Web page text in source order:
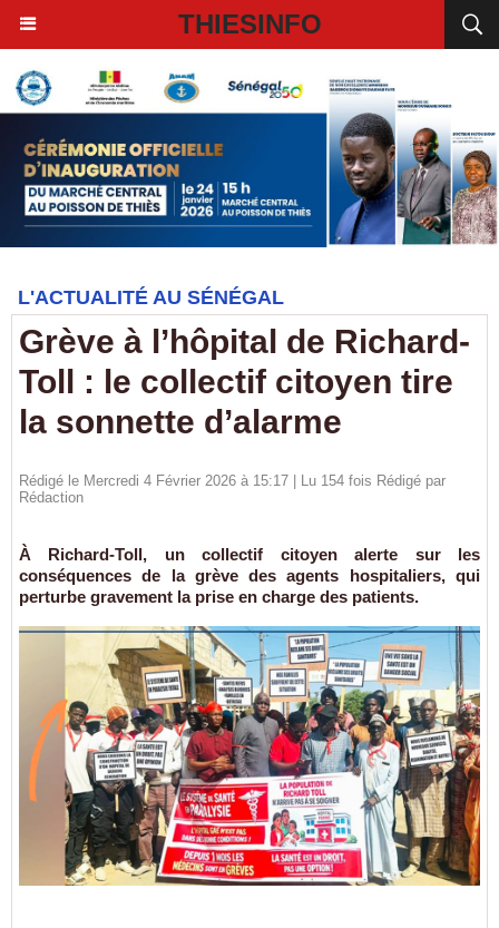
THIESINFO
L'ACTUALITÉ AU SÉNÉGAL
Grève à l’hôpital de Richard-
Toll : le collectif citoyen tire
la sonnette d’alarme
Rédigé le Mercredi 4 Février 2026 à 15:17 | Lu 154 fois Rédigé par
Rédaction
À Richard-Toll, un collectif citoyen alerte sur les
conséquences de la grève des agents hospitaliers, qui
perturbe gravement la prise en charge des patients.